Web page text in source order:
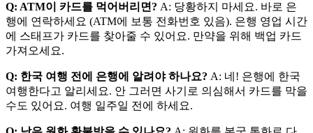
Q: ATM이 카드를 먹어버리면? A: 당황하지 마세요. 바로 은
행에 연락하세요 (ATM에 보통 전화번호 있음). 은행 영업 시간
에 스태프가 카드를 찾아줄 수 있어요. 만약을 위해 백업 카드
가져오세요.
Q: 한국 여행 전에 은행에 알려야 하나요? A: 네! 은행에 한국
여행한다고 알리세요. 안 그러면 사기로 의심해서 카드를 막을
수도 있어요. 여행 일주일 전에 하세요.